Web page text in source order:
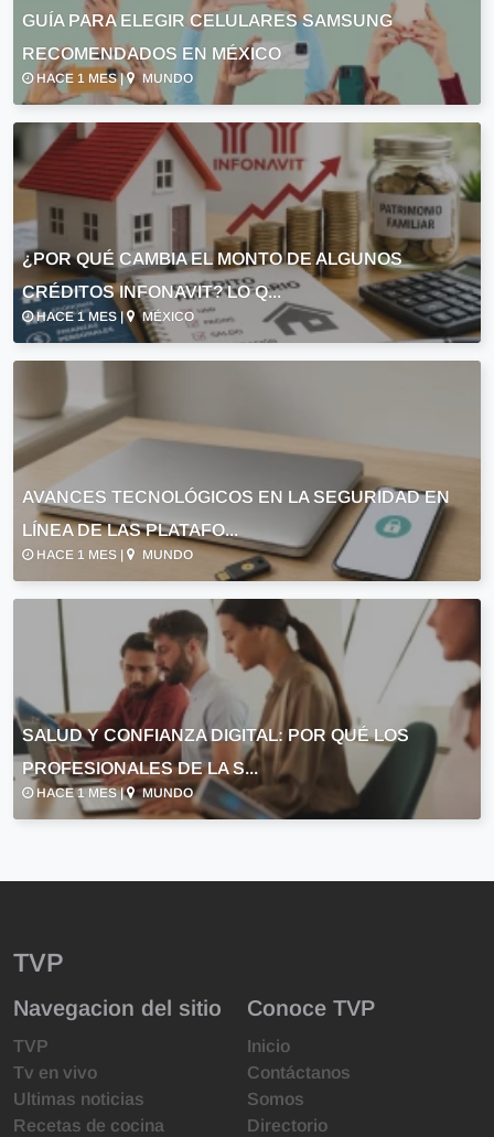
GUÍA PARA ELEGIR CELULARES SAMSUNG
RECOMENDADOS EN MÉXICO
HACE 1 MES | MUNDO
¿POR QUÉ CAMBIA EL MONTO DE ALGUNOS
CRÉDITOS INFONAVIT? LO Q...
HACE 1 MES | MÉXICO
AVANCES TECNOLÓGICOS EN LA SEGURIDAD EN
LÍNEA DE LAS PLATAFO...
HACE 1 MES | MUNDO
SALUD Y CONFIANZA DIGITAL: POR QUÉ LOS
PROFESIONALES DE LA S...
HACE 1 MES | MUNDO
TVP
Navegacion del sitio
TVP
Tv en vivo
Ultimas noticias
Recetas de cocina
Conoce TVP
Inicio
Contáctanos
Somos
Directorio